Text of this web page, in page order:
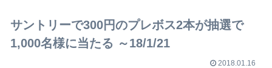
サントリーで300円のプレボス2本が抽選で
1,000名様に当たる ～18/1/21
2018.01.16